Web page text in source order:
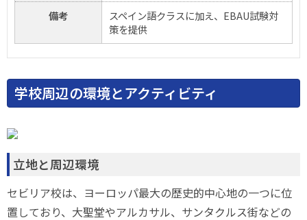
備考
スペイン語クラスに加え、EBAU試験対
策を提供
学校周辺の環境とアクティビティ
立地と周辺環境
セビリア校は、ヨーロッパ最大の歴史的中心地の一つに位
置しており、大聖堂やアルカサル、サンタクルス街などの